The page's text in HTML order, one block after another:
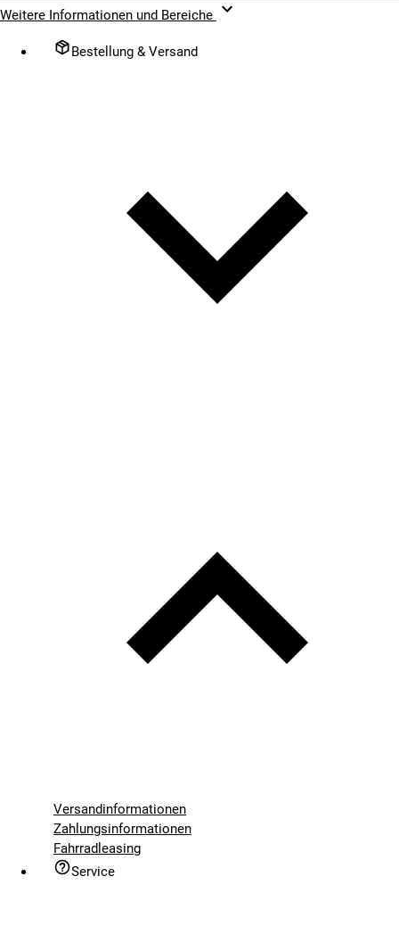
Weitere Informationen und Bereiche
Bestellung & Versand
Versandinformationen
Zahlungsinformationen
Fahrradleasing
Service